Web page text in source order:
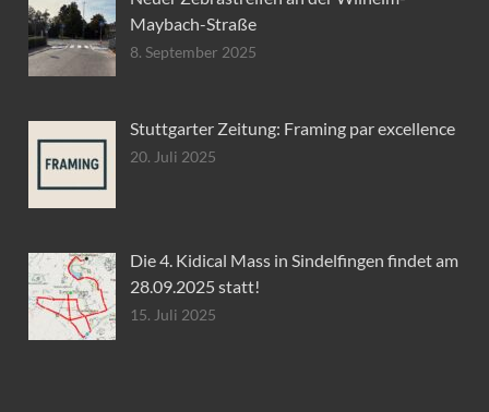
Maybach-Straße
8. September 2025
Stuttgarter Zeitung: Framing par excellence
20. Juli 2025
Die 4. Kidical Mass in Sindelfingen findet am
28.09.2025 statt!
15. Juli 2025